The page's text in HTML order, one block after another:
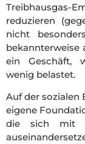
reduzieren
nicht
bekannterweise
ein Geschäft,
wenig belastet.
Auf der sozialen
eigene
die sich mit